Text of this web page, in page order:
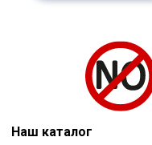
Наш каталог